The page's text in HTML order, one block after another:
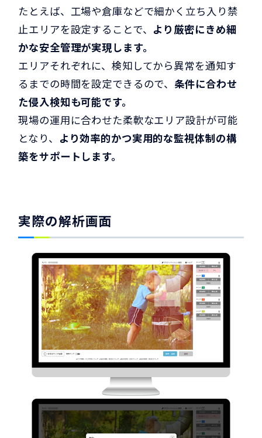
たとえば、工場や倉庫などで細かく立ち入り禁
止エリアを設定することで、 より厳密にきめ細
かな安全管理が実現します。
エリアそれぞれに、検知してから異常を通知す
るまでの時間を設定できるので、 条件に合わせ
た侵入検知も可能です。
現場の運用に合わせた柔軟なエリア設計が可能
となり、
より効率的かつ実用的な監視体制の構
築をサポートします。
実際の解析画面